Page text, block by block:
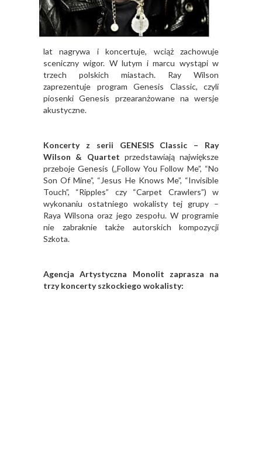
lat nagrywa i koncertuje, wciąż zachowuje
sceniczny wigor. W lutym i marcu wystąpi w
trzech polskich miastach. Ray Wilson
zaprezentuje program Genesis Classic, czyli
piosenki Genesis przearanżowane na wersje
akustyczne.
Koncerty z serii GENESIS Classic – Ray
Wilson & Quartet przedstawiają największe
przeboje Genesis („Follow You Follow Me”, “No
Son Of Mine”, “Jesus He Knows Me”, “Invisible
Touch”, “Ripples” czy “Carpet Crawlers”) w
wykonaniu ostatniego wokalisty tej grupy –
Raya Wilsona oraz jego zespołu. W programie
nie zabraknie także autorskich kompozycji
Szkota.
Agencja Artystyczna Monolit zaprasza na
trzy koncerty szkockiego wokalisty: